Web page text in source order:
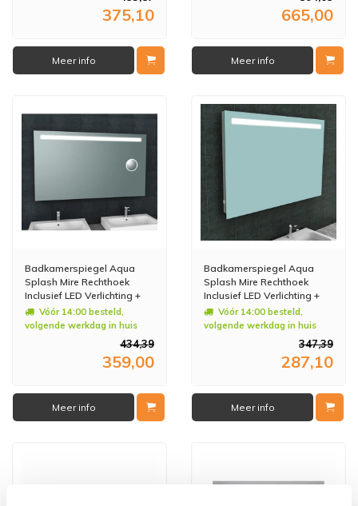
375,10
Meer info
665,00
Meer info
Badkamerspiegel Aqua
Splash Mire Rechthoek
Inclusief LED Verlichting +
Scheerspiegel 140 cm
Vóór 14:00 besteld,
volgende werkdag in huis
434,39
359,00
Meer info
Badkamerspiegel Aqua
Splash Mire Rechthoek
Inclusief LED Verlichting +
Stopcontact 120 cm
Vóór 14:00 besteld,
volgende werkdag in huis
347,39
287,10
Meer info